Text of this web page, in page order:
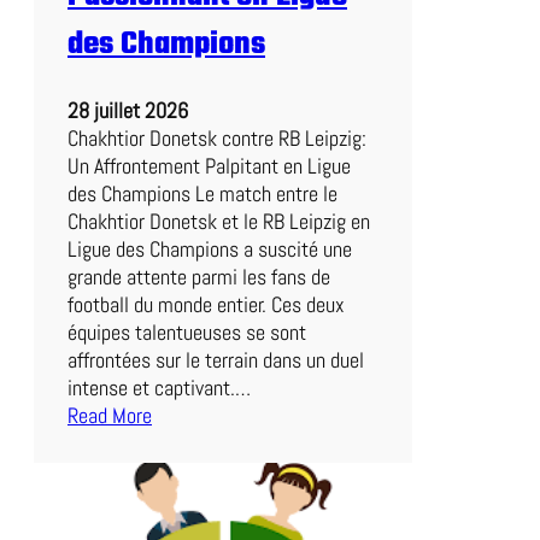
a
l
:
U
n
S
p
e
c
t
a
c
e
I
n
o
u
des Champions
28 juillet 2026
Chakhtior Donetsk contre RB Leipzig:
Un Affrontement Palpitant en Ligue
des Champions Le match entre le
Chakhtior Donetsk et le RB Leipzig en
Ligue des Champions a suscité une
grande attente parmi les fans de
football du monde entier. Ces deux
équipes talentueuses se sont
affrontées sur le terrain dans un duel
intense et captivant.…
Read More
C
a